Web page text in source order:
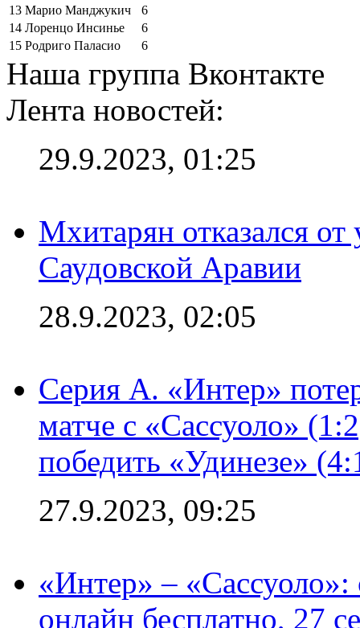
13 Марио Манджукич
6
14 Лоренцо Инсинье
6
15 Родриго Паласио 6
Наша группа Вконтакте
Лента новостей:
29.9.2023, 01:25
Мхитарян отказался от
Саудовской Аравии
28.9.2023, 02:05
Серия А. «Интер»
матче с «Сассуоло»
победить «Удинезе»
27.9.2023, 09:25
«Интер» –
онлайн бесплатно, 27